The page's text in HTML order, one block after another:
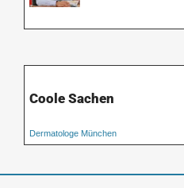
Coole Sachen
Dermatologe München